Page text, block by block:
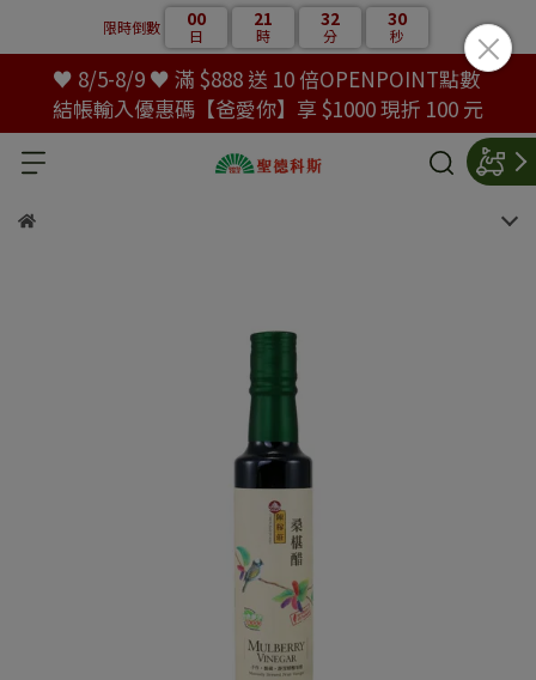
限時倒數 00
日
21
時
32
分
29
秒
♥ 8/5-8/9 ♥ 滿 $888 送 10 倍OPENPOINT點數
結帳輸入優惠碼【爸愛你】享 $1000 現折 100 元